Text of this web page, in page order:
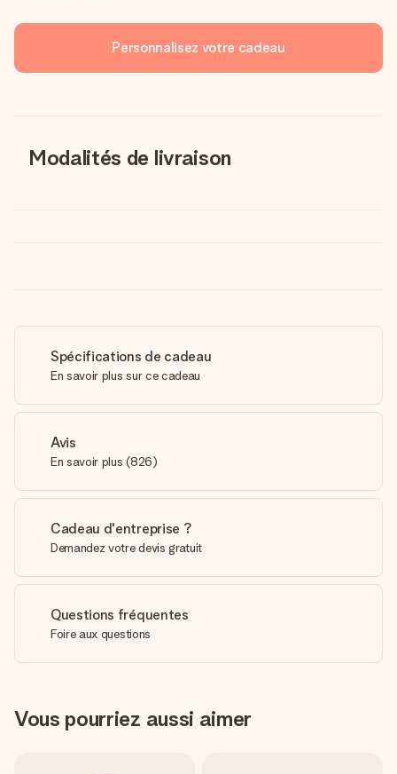
Personnalisez votre cadeau
Modalités de livraison
Spécifications de cadeau
En savoir plus sur ce cadeau
Avis
En savoir plus (826)
Cadeau d'entreprise ?
Demandez votre devis gratuit
Questions fréquentes
Foire aux questions
Vous pourriez aussi aimer